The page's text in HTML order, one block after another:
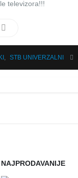
televizora!!!
STB UNIVERZALNI
NAJPRODAVANIJE